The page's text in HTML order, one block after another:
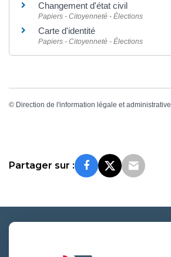
Changement d'état civil
Papiers - Citoyenneté - Élections
Carte d'identité
Papiers - Citoyenneté - Élections
© Direction de l'information légale et administrative
Partager sur :